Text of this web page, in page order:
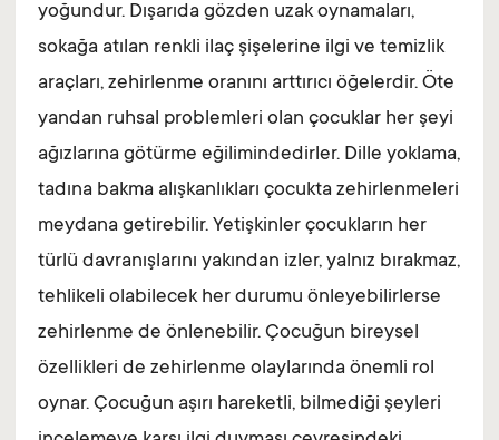
yoğundur. Dışarıda gözden uzak oynamaları,
sokağa atılan renkli ilaç şişelerine ilgi ve temizlik
araçları, zehirlenme oranını arttırıcı öğelerdir. Öte
yandan ruhsal problemleri olan çocuklar her şeyi
ağızlarına götürme eğilimindedirler. Dille yoklama,
tadına bakma alışkanlıkları çocukta zehirlenmeleri
meydana getirebilir. Yetişkinler çocukların her
türlü davranışlarını yakından izler, yalnız bırakmaz,
tehlikeli olabilecek her durumu önleyebilirlerse
zehirlenme de önlenebilir. Çocuğun bireysel
özellikleri de zehirlenme olaylarında önemli rol
oynar. Çocuğun aşırı hareketli, bilmediği şeyleri